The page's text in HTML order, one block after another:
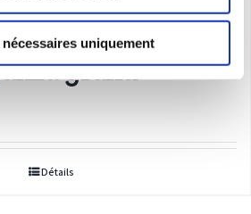
uniquement
grand
Détails